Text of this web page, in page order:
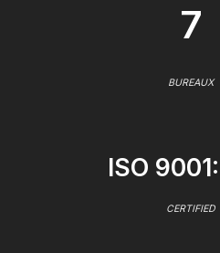
7
BUREAUX
ISO
CERTIFIED